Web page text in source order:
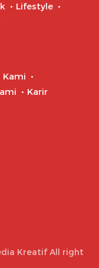
Lifestyle
Kami
Karir
Kreatif All right